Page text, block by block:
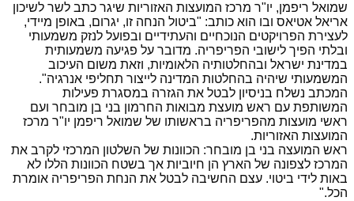
שמואל ריפמן, יו"ר מרכז המועצות האזוריות שיגר כתב לשר לשיכון
אריאל אטיאס ובו הוא כותב: "ביטול הנחה זו, יגרום, באופן מיידי,
לעצירת הפרויקטים הנוכחיים והעתידיים ובפועל לנזק משמעותי
ובלתי הפיך לישובי הפריפריה. מדובר על פגיעה משמעותית
במדינת ישראל ובהחלטותיה הלאומיות, וזאת משום העיכוב
המשמעותי שיהיה בהחלטות המדינה לייצור תחליפי אנרגיה".
המכתב נשלח בניסיון לבטל את הגזרה במסגרת פעילות
המשותפת עם ראש מועצת מבואות החרמון בני בן מובחר ועם
ראשי מועצות מהפריפריה בראשותו של שמואל ריפמן יו"ר מרכז
המועצות האזוריות.
ראש המועצה בני בן מובחר: הכוונות של השלטון המרכזי לקרב את
המרכז לצפונה של הארץ הן חיוביות אך בשטח הכוונות הללו לא
באות לידי ביטוי. עצם החשיבה לבטל את הנחת הפריפריה אומרת
הכל."